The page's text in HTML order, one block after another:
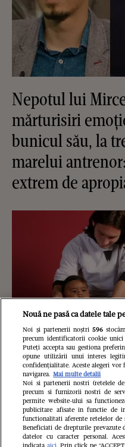
Nepotul lui
mărturisiri
bunicul său, la
marelui
extrem de
Povestea
fotografii cu
19 ani. Cum a
Nouă ne pasă ca datele tale
Noi și partenerii noștri 596
precum identificatorii cookie unici
Puteți accepta sau gestiona
opune utilizării unui interes
confidențialitate. Aceste alegeri
navigarea. Mai multe detalii
Noi si partenerii nostri (retelele
precum si furnizorii nostri de
permite website-ului sa
publicitare afisate in functie de
functionalitati aferente retelelor de
Beneficiati de drepturile prevazute
datelor cu caracter personal.
indicataaici. Prin click pe